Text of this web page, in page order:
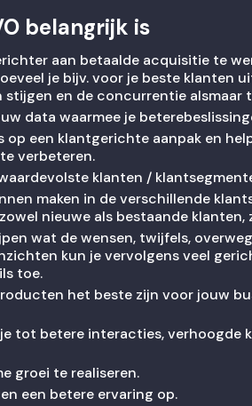
belangrijk is
aan betaalde acquisitie te
je bijv. voor je beste klanten
stijgen en de concurrentie alsmaar
data waarmee je
op een klantgerichte aanpak en
verbeteren.
klanten /
maken in de verschillende
nieuwe als bestaande
wat de wensen, twijfels,
kun je vervolgens veel
toe.
het beste zijn voor jouw
tot betere interacties, verhoogde
groei te realiseren.
een betere ervaring op.